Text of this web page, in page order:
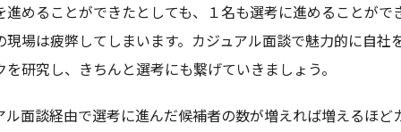
進めることができたとしても、１名も選考に進めることがで
現場は疲弊してしまいます。カジュアル面談で魅力的に自社
を研究し、きちんと選考にも繋げていきましょう。
ル面談経由で選考に進んだ候補者の数が増えれば増えるほど